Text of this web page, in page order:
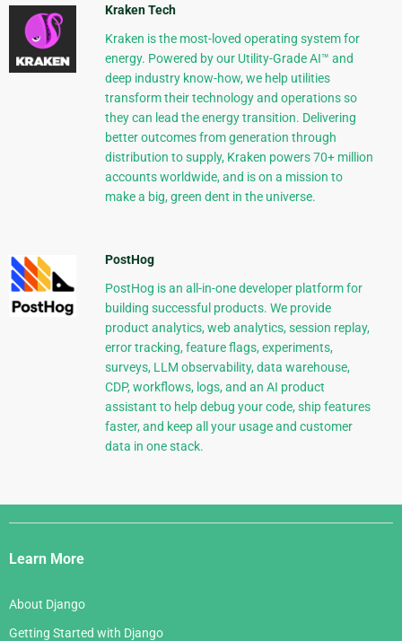
Kraken Tech
Kraken is the most-loved operating system for
energy. Powered by our Utility-Grade AI™ and
deep industry know-how, we help utilities
transform their technology and operations so
they can lead the energy transition. Delivering
better outcomes from generation through
distribution to supply, Kraken powers 70+ million
accounts worldwide, and is on a mission to
make a big, green dent in the universe.
PostHog
PostHog is an all-in-one developer platform for
building successful products. We provide
product analytics, web analytics, session replay,
error tracking, feature flags, experiments,
surveys, LLM observability, data warehouse,
CDP, workflows, logs, and an AI product
assistant to help debug your code, ship features
faster, and keep all your usage and customer
data in one stack.
Django
Links
Learn More
About Django
Getting Started with Django